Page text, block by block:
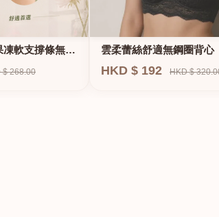
軟支撐條無鋼
$ 268.00
雲柔蕾絲舒適無鋼圈背心
HKD $ 192 HKD $